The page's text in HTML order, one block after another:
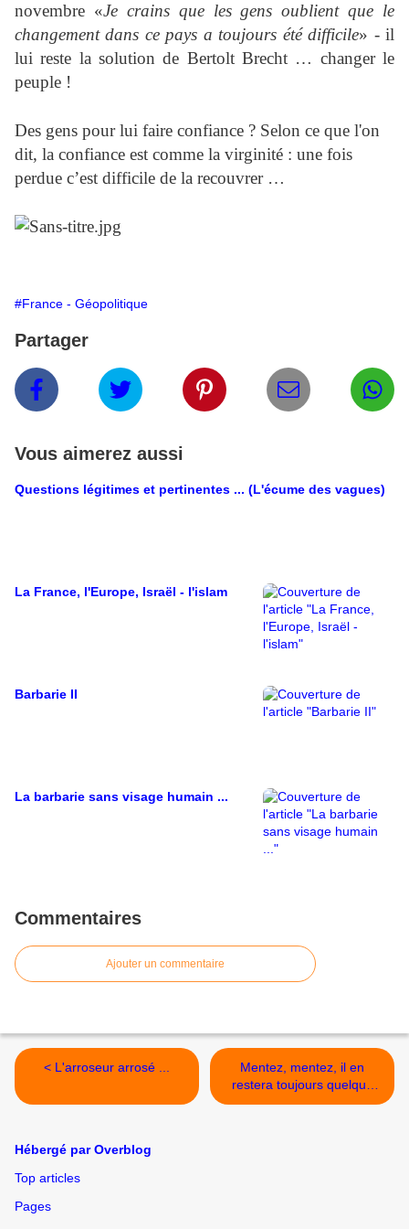
novembre «Je crains que les gens oublient que le
changement dans ce pays a toujours été difficile» - il
lui reste la solution de Bertolt Brecht … changer le
peuple !
Des gens pour lui faire confiance ? Selon ce que l'on
dit, la confiance est comme la virginité : une fois
perdue c’est difficile de la recouvrer …
#France - Géopolitique
Partager
Vous aimerez aussi
Questions légitimes et pertinentes ... (L'écume des vagues)
La France, l'Europe, Israël - l'islam
Barbarie II
La barbarie sans visage humain ...
Commentaires
Ajouter un commentaire
< L'arroseur arrosé ...
Mentez, mentez, il en
restera toujours quelque
chose ... (Voltaire) >
Hébergé par Overblog
Top articles
Pages